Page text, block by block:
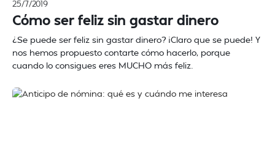
25/7/2019
Cómo ser feliz sin gastar dinero
¿Se puede ser feliz sin gastar dinero? ¡Claro que se puede! Y
nos hemos propuesto contarte cómo hacerlo, porque
cuando lo consigues eres MUCHO más feliz.